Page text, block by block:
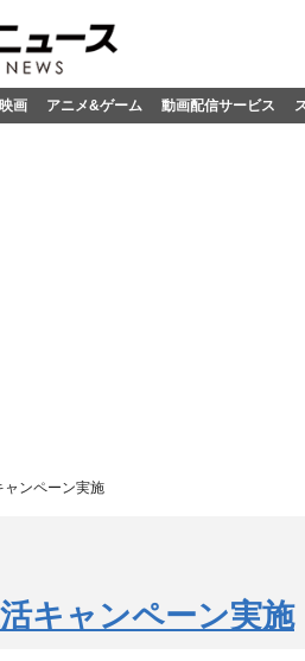
画 アニメ&ゲーム 動画配信サービス
ャンペーン実施
キャンペーン実施